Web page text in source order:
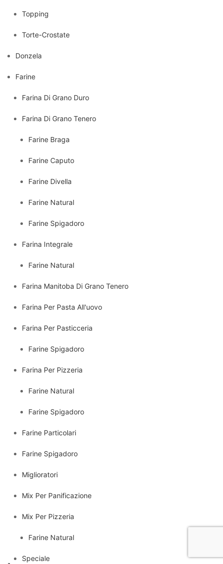
Topping
Torte-Crostate
Donzela
Farine
Farina Di Grano Duro
Farina Di Grano Tenero
Farine Braga
Farine Caputo
Farine Divella
Farine Natural
Farine Spigadoro
Farina Integrale
Farine Natural
Farina Manitoba Di Grano Tenero
Farina Per Pasta All'uovo
Farina Per Pasticceria
Farine Spigadoro
Farina Per Pizzeria
Farine Natural
Farine Spigadoro
Farine Particolari
Farine Spigadoro
Miglioratori
Mix Per Panificazione
Mix Per Pizzeria
Farine Natural
Speciale